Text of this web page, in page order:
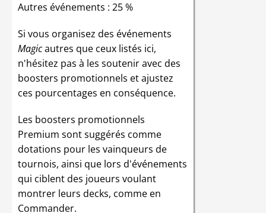
Autres événements : 25 %
Si vous organisez des événements
Magicautres que ceux listés ici,
n'hésitez pas à les soutenir avec des
boosters promotionnels et ajustez
ces pourcentages en conséquence.
Les boosters promotionnels
Premium sont suggérés comme
dotations pour les vainqueurs de
tournois, ainsi que lors d'événements
qui ciblent des joueurs voulant
montrer leurs decks, comme en
Commander.